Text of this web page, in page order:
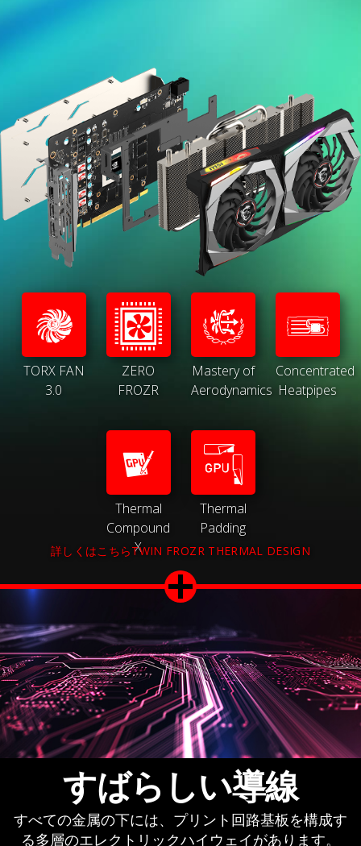
TORX FAN
3.0
ZERO
FROZR
Mastery of
Aerodynamics
Concentrated
Heatpipes
Thermal
Compound
X
Thermal
Padding
詳しくはこちらTWIN FROZR THERMAL DESIGN
すばらしい導線
すべての金属の下には、プリント回路基板を構成す
る多層のエレクトリックハイウェイがあります。